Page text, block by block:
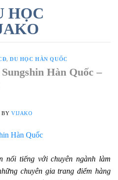
,DU HỌC HÀN QUỐC
Hàn Quốc –
BY VIJAKO
nổi tiếng với chuyên ngành làm
chuyên gia trang điểm hàng